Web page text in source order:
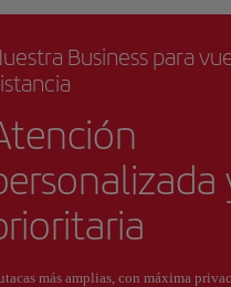
Business para
más amplias, con máxima